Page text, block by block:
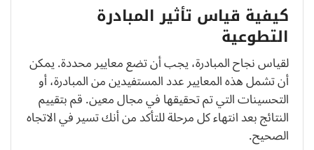
كيفية قياس تأثير المبادرة
التطوعية
لقياس نجاح المبادرة، يجب أن تضع معايير محددة. يمكن
أن تشمل هذه المعايير عدد المستفيدين من المبادرة، أو
التحسينات التي تم تحقيقها في مجال معين. قم بتقييم
النتائج بعد انتهاء كل مرحلة للتأكد من أنك تسير في الاتجاه
الصحيح.